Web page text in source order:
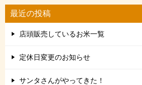
最近の投稿
店頭販売しているお米一覧
定休日変更のお知らせ
サンタさんがやってきた！